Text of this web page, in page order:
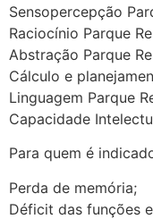
Sensopercepção
Raciocínio Parque
Abstração Parque
Cálculo e
Linguagem Parque
Capacidade
Para quem é
Perda de memória;
Déficit das funções